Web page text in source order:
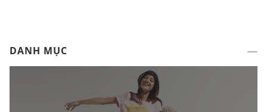
DANH MỤC